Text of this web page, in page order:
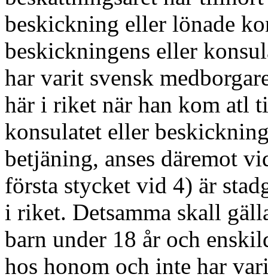
beskickning eller lönade
beskick­ningens eller
har varit svensk
här i riket när han kom atl
konsulatet eller
betjäning, anses däremot
första stycket vid 4) är
i riket. Detsamma skall
barn under 18 år och
hos honom och inte har